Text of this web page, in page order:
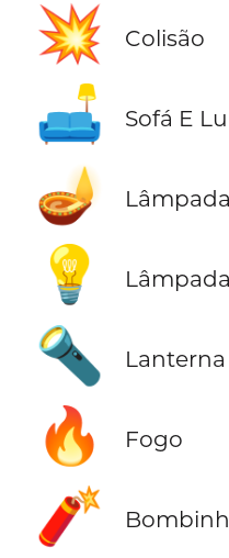
💥 Colisão
🛋️ Sofá E
🪔
💡 Lâmpada
🔦 Lanterna
🔥 Fogo
🧨